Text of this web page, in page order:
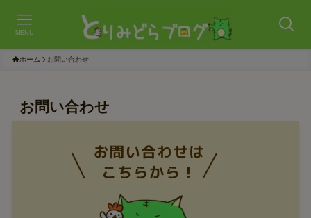
MENU
ホーム お問い合わせ
お問い合わせ